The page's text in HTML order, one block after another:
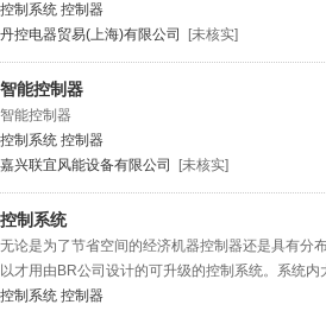
控制系统 控制器
丹控电器贸易(上海)有限公司 [未核实]
智能控制器
智能控制器
控制系统 控制器
嘉兴联宜风能设备有限公司 [未核实]
控制系统
无论是为了节省空间的经济机器控制器还是具有分
以才用由BR公司设计的可升级的控制系统。系统内
控制系统 控制器